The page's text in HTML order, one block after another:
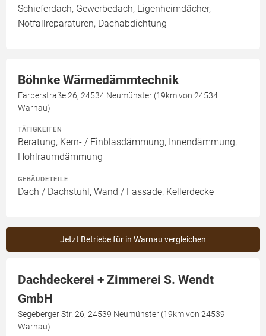
Schieferdach, Gewerbedach, Eigenheimdächer,
Notfallreparaturen, Dachabdichtung
Böhnke Wärmedämmtechnik
Färberstraße 26, 24534 Neumünster (19km von 24534
Warnau)
TÄTIGKEITEN
Beratung, Kern- / Einblasdämmung, Innendämmung,
Hohlraumdämmung
GEBÄUDETEILE
Dach / Dachstuhl, Wand / Fassade, Kellerdecke
Jetzt Betriebe für in Warnau vergleichen
Dachdeckerei + Zimmerei S. Wendt
GmbH
Segeberger Str. 26, 24539 Neumünster (19km von 24539
Warnau)